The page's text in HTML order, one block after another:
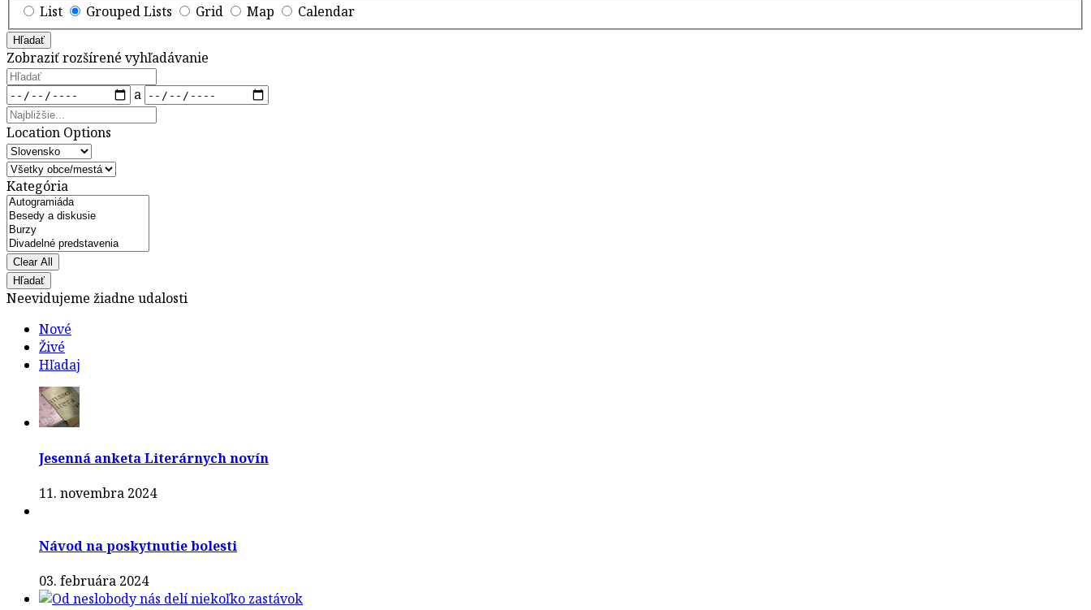
Search
Results
View
Type
List Grouped Lists Grid Map Calendar
Hľadať
Zobraziť rozšírené vyhľadávanie
Hľadať
termíny
a
Najbližšie...
Location Options
Krajina
mesto
Kategória
Kategória
Clear All
Hľadať
Neevidujeme žiadne udalosti
Nové
Živé
Hľadaj
Jesenná anketa Literárnych novín
11. novembra 2024
Návod na poskytnutie bolesti
03. februára 2024